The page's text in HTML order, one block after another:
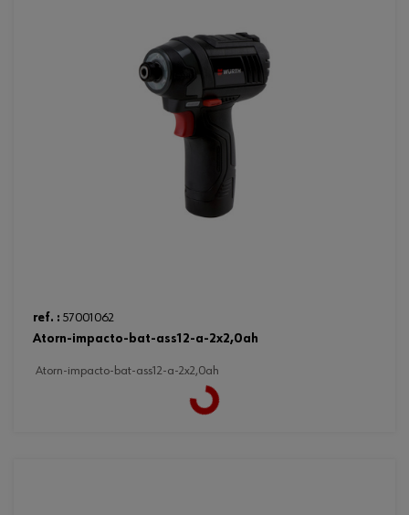
ref. : 57001062
atorn-impacto-bat-ass12-a-2x2,0ah
atorn-impacto-bat-ass12-a-2x2,0ah
Loading...